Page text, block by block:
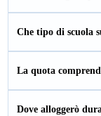
Che tipo di scuola
La quota
Dove alloggerò